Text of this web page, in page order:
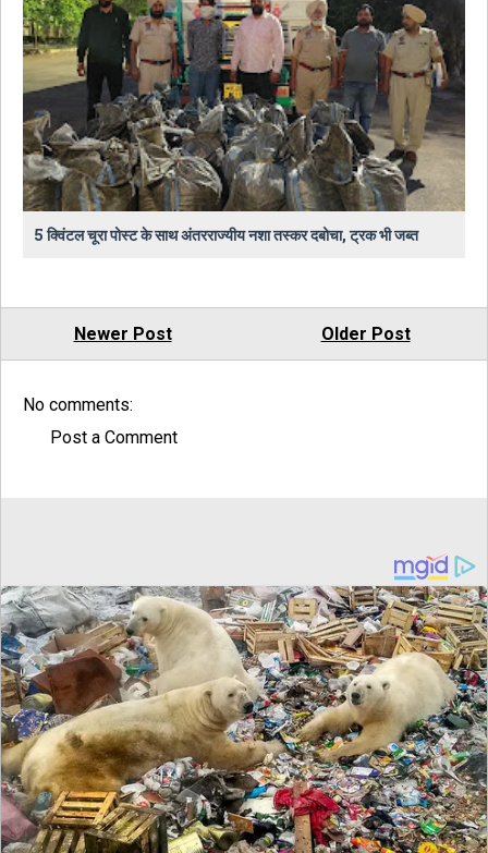
5 क्विंटल चूरा पोस्ट के साथ अंतरराज्यीय नशा तस्कर दबोचा, ट्रक भी जब्त
Newer Post Older Post
No comments:
Post a Comment